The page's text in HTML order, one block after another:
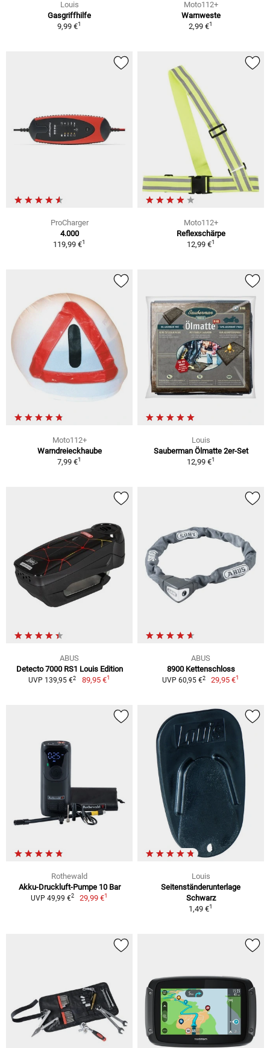
Louis
Gasgriffhilfe
9,99 €1
Moto112+
Warnweste
2,99 €1
ProCharger
4.000
119,99 €1
Moto112+
Reflexschärpe
12,99 €1
Moto112+
Warndreieckhaube
7,99 €1
Louis
Sauberman Ölmatte 2er-Set
12,99 €1
ABUS
Detecto 7000 RS1 Louis Edition
UVP 139,95 €2 89,95 €1
ABUS
8900 Kettenschloss
UVP 60,95 €2 29,95 €1
Rothewald
Akku-Druckluft-Pumpe 10 Bar
UVP 49,99 €2 29,99 €1
Louis
Seitenständerunterlage
Schwarz
1,49 €1